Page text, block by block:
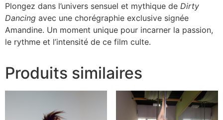
Plongez dans l’univers sensuel et mythique de Dirty
Dancing avec une chorégraphie exclusive signée
Amandine. Un moment unique pour incarner la passion,
le rythme et l’intensité de ce film culte.
Produits similaires